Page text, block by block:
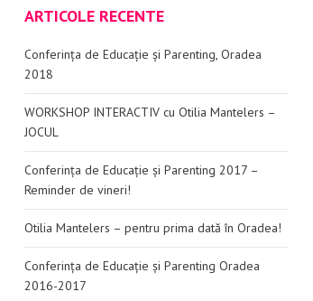
ARTICOLE RECENTE
Conferința de Educație și Parenting, Oradea
2018
WORKSHOP INTERACTIV cu Otilia Mantelers –
JOCUL
Conferința de Educație și Parenting 2017 –
Reminder de vineri!
Otilia Mantelers – pentru prima dată în Oradea!
Conferința de Educație și Parenting Oradea
2016-2017